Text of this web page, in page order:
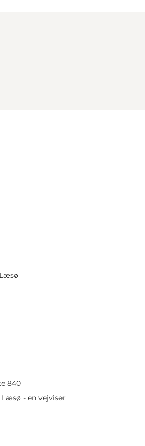
840
- en vejviser